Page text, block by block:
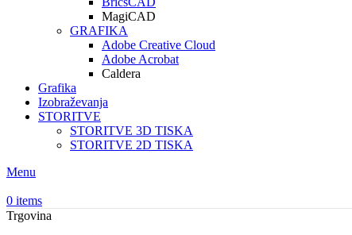
MagiCAD
GRAFIKA
Adobe Creative Cloud
Adobe Acrobat
Caldera
Grafika
Izobraževanja
STORITVE
STORITVE 3D TISKA
STORITVE 2D TISKA
Menu
0 items
Trgovina